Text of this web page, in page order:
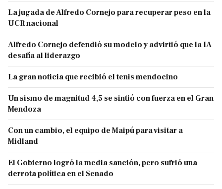
La jugada de Alfredo Cornejo para recuperar peso en la
UCR nacional
Alfredo Cornejo defendió su modelo y advirtió que la IA
desafía al liderazgo
La gran noticia que recibió el tenis mendocino
Un sismo de magnitud 4,5 se sintió con fuerza en el Gran
Mendoza
Con un cambio, el equipo de Maipú para visitar a
Midland
El Gobierno logró la media sanción, pero sufrió una
derrota política en el Senado